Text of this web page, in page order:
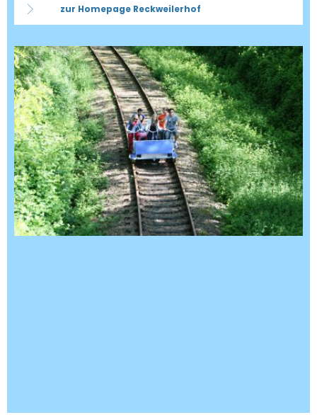
zur Homepage Reckweilerhof